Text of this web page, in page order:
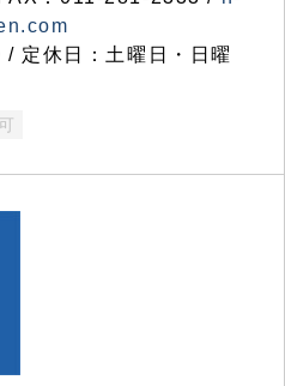
定休日：土曜日・日曜